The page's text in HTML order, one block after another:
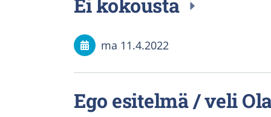
Ei kokousta
ma 11.4.2022
Ego esitelmä / veli